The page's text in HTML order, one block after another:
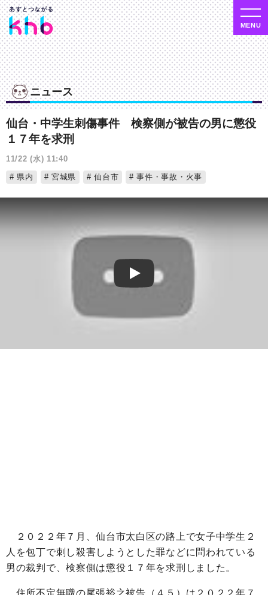
ニュース
仙台・中学生刺傷事件 検察側が被告の男に懲役
１７年を求刑
11/22 (水) 11:40
県内
宮城県 仙台市 事件・事故・火事
Play
２０２２年７月、仙台市太白区の路上で女子中学生２
人を包丁で刺し殺害しようとした罪などに問われている
男の裁判で、検察側は懲役１７年を求刑しました。